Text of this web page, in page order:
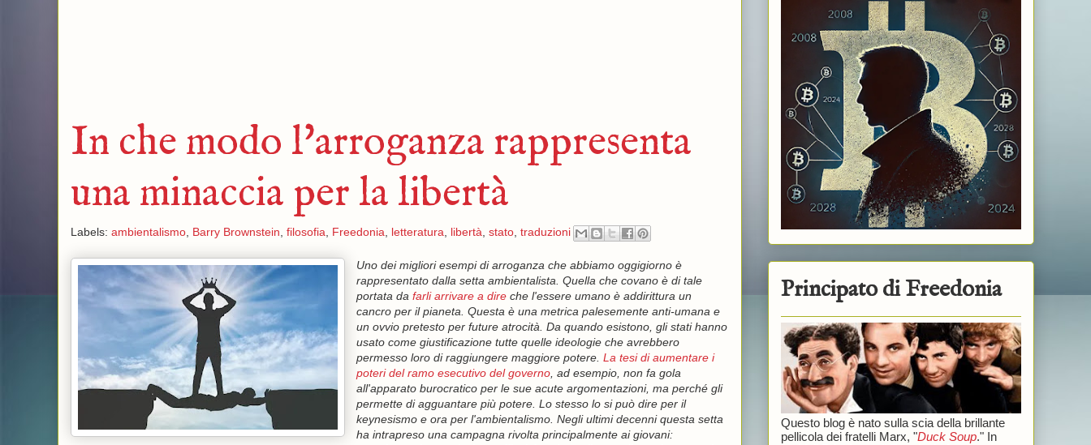
In che modo l'arroganza rappresenta
una minaccia per la libertà
Labels: ambientalismo, Barry Brownstein, filosofia, Freedonia, letteratura, libertà, stato, traduzioni
Uno dei migliori esempi di arroganza che abbiamo oggigiorno è
rappresentato dalla setta ambientalista. Quella che covano è di tale
portata da farli arrivare a direche l'essere umano è addirittura un
cancro per il pianeta. Questa è una metrica palesemente anti-umana e
un ovvio pretesto per future atrocità. Da quando esistono, gli stati hanno
usato come giustificazione tutte quelle ideologie che avrebbero
permesso loro di raggiungere maggiore potere. La tesi di aumentare i
poteri del ramo esecutivo del governo, ad esempio, non fa gola
all'apparato burocratico per le sue acute argomentazioni, ma perché gli
permette di agguantare più potere. Lo stesso lo si può dire per il
keynesismo e ora per l'ambientalismo. Negli ultimi decenni questa setta
ha intrapreso una campagna rivolta principalmente ai giovani:
Principato di Freedonia
Questo blog è nato sulla scia della brillante
pellicola dei fratelli Marx, "Duck Soup." In